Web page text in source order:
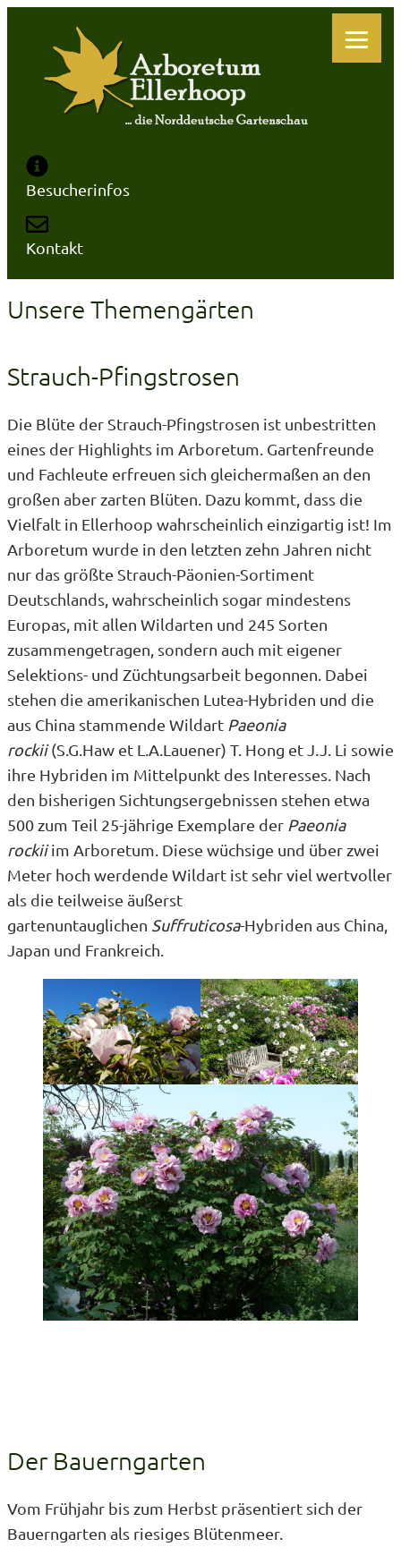
springen
Besucherinfos
Kontakt
Unsere Themengärten
Strauch-Pfingstrosen
Die Blüte der Strauch-Pfingstrosen ist unbestritten
eines der Highlights im Arboretum. Gartenfreunde
und Fachleute erfreuen sich gleichermaßen an den
großen aber zarten Blüten. Dazu kommt, dass die
Vielfalt in Ellerhoop wahrscheinlich einzigartig ist! Im
Arboretum wurde in den letzten zehn Jahren nicht
nur das größte Strauch-Päonien-Sortiment
Deutschlands, wahrscheinlich sogar mindestens
Europas, mit allen Wildarten und 245 Sorten
zusammengetragen, sondern auch mit eigener
Selektions- und Züchtungsarbeit begonnen. Dabei
stehen die amerikanischen Lutea-Hybriden und die
aus China stammende Wildart Paeonia
rockii(S.G.Haw et L.A.Lauener) T. Hong et J.J. Li sowie
ihre Hybriden im Mittelpunkt des Interesses. Nach
den bisherigen Sichtungsergebnissen stehen etwa
500 zum Teil 25-jährige Exemplare der Paeonia
rockiiim Arboretum. Diese wüchsige und über zwei
Meter hoch werdende Wildart ist sehr viel wertvoller
als die teilweise äußerst
gartenuntauglichen Suffruticosa-Hybriden aus China,
Japan und Frankreich.
Der Bauerngarten
Vom Frühjahr bis zum Herbst präsentiert sich der
Bauerngarten als riesiges Blütenmeer.